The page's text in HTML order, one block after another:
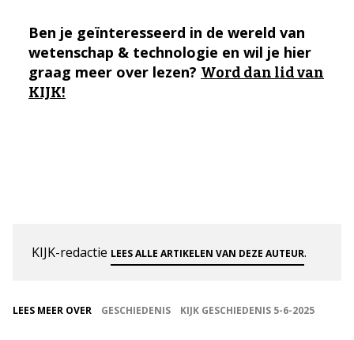
Ben je geïnteresseerd in de wereld van
wetenschap & technologie en wil je hier
graag meer over lezen? Word dan lid van
KIJK!
KIJK-redactie LEES ALLE ARTIKELEN VAN DEZE AUTEUR.
LEES MEER OVER GESCHIEDENIS KIJK GESCHIEDENIS 5-6-2025